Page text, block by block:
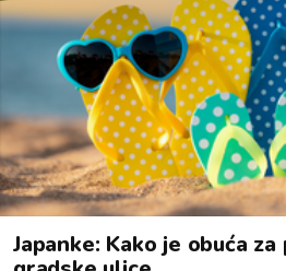
Japanke: Kako je obuća